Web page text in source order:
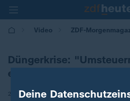
Video ZDF-
Düngerkrise:
erneuerbare Energie"
26.05.2026 | 05:30
Deine